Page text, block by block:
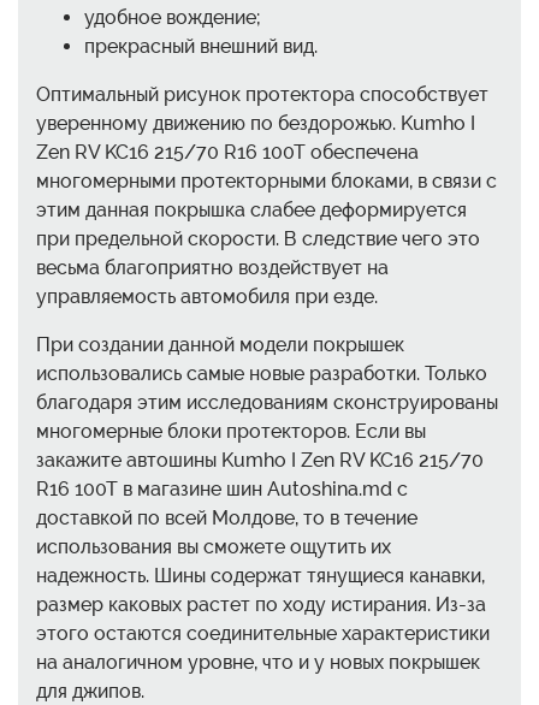
удобное вождение;
прекрасный внешний вид.
Оптимальный рисунок протектора способствует
уверенному движению по бездорожью. Kumho I
Zen RV KC16 215/70 R16 100T обеспечена
многомерными протекторными блоками, в связи с
этим данная покрышка слабее деформируется
при предельной скорости. В следствие чего это
весьма благоприятно воздействует на
управляемость автомобиля при езде.
При создании данной модели покрышек
использовались самые новые разработки. Только
благодаря этим исследованиям сконструированы
многомерные блоки протекторов. Если вы
закажите автошины Kumho I Zen RV KC16 215/70
R16 100T в магазине шин Autoshina.md с
доставкой по всей Молдове, то в течение
использования вы сможете ощутить их
надежность. Шины содержат тянущиеся канавки,
размер каковых растет по ходу истирания. Из-за
этого остаются соединительные характеристики
на аналогичном уровне, что и у новых покрышек
для джипов.